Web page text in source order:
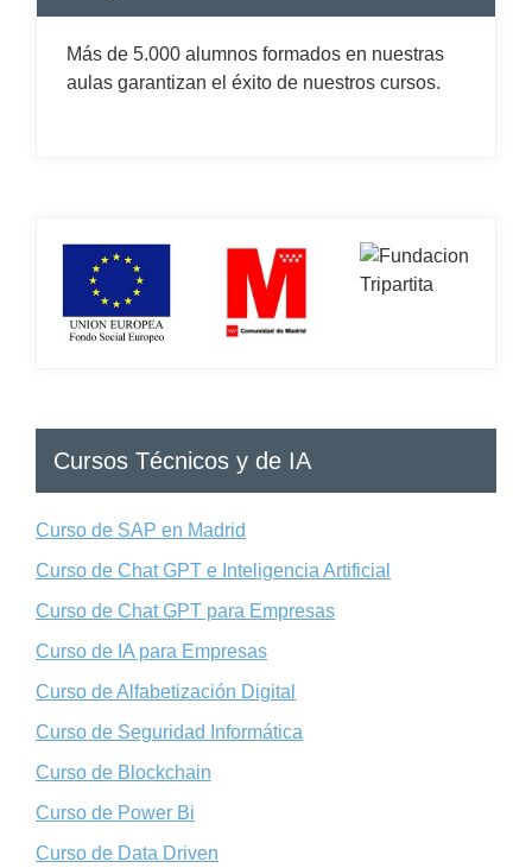
Más de 5.000 alumnos formados en nuestras
aulas garantizan el éxito de nuestros cursos.
Cursos Técnicos y de IA
Curso de SAP en Madrid
Curso de Chat GPT e Inteligencia Artificial
Curso de Chat GPT para Empresas
Curso de IA para Empresas
Curso de Alfabetización Digital
Curso de Seguridad Informática
Curso de Blockchain
Curso de Power Bi
Curso de Data Driven